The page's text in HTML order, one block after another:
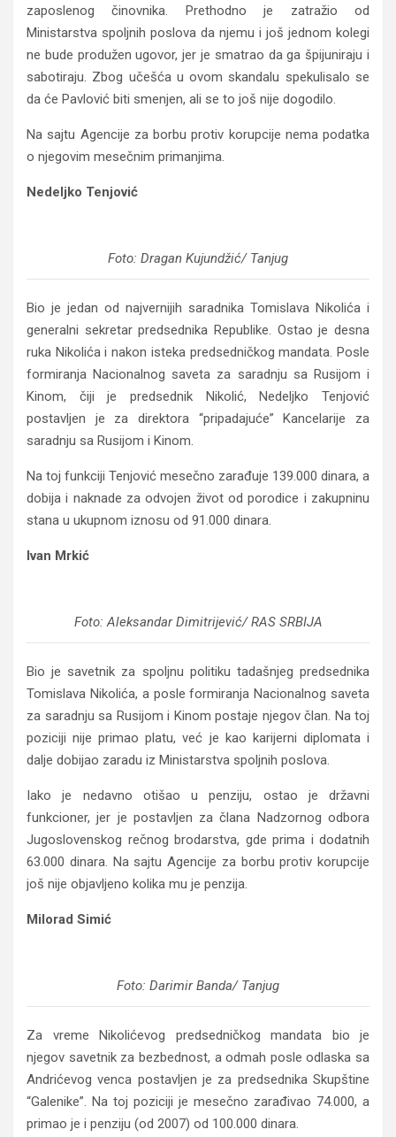
zaposlenog činovnika. Prethodno je zatražio od
Ministarstva spoljnih poslova da njemu i još jednom kolegi
ne bude produžen ugovor, jer je smatrao da ga špijuniraju i
sabotiraju. Zbog učešća u ovom skandalu spekulisalo se
da će Pavlović biti smenjen, ali se to još nije dogodilo.
Na sajtu Agencije za borbu protiv korupcije nema podatka
o njegovim mesečnim primanjima.
Nedeljko Tenjović
Foto: Dragan Kujundžić/ Tanjug
Bio je jedan od najvernijih saradnika Tomislava Nikolića i
generalni sekretar predsednika Republike. Ostao je desna
ruka Nikolića i nakon isteka predsedničkog mandata. Posle
formiranja Nacionalnog saveta za saradnju sa Rusijom i
Kinom, čiji je predsednik Nikolić, Nedeljko Tenjović
postavljen je za direktora “pripadajuće” Kancelarije za
saradnju sa Rusijom i Kinom.
Na toj funkciji Tenjović mesečno zarađuje 139.000 dinara, a
dobija i naknade za odvojen život od porodice i zakupninu
stana u ukupnom iznosu od 91.000 dinara.
Ivan Mrkić
Foto: Aleksandar Dimitrijević/ RAS SRBIJA
Bio je savetnik za spoljnu politiku tadašnjeg predsednika
Tomislava Nikolića, a posle formiranja Nacionalnog saveta
za saradnju sa Rusijom i Kinom postaje njegov član. Na toj
poziciji nije primao platu, već je kao karijerni diplomata i
dalje dobijao zaradu iz Ministarstva spoljnih poslova.
Iako je nedavno otišao u penziju, ostao je državni
funkcioner, jer je postavljen za člana Nadzornog odbora
Jugoslovenskog rečnog brodarstva, gde prima i dodatnih
63.000 dinara. Na sajtu Agencije za borbu protiv korupcije
još nije objavljeno kolika mu je penzija.
Milorad Simić
Foto: Darimir Banda/ Tanjug
Za vreme Nikolićevog predsedničkog mandata bio je
njegov savetnik za bezbednost, a odmah posle odlaska sa
Andrićevog venca postavljen je za predsednika Skupštine
“Galenike”. Na toj poziciji je mesečno zarađivao 74.000, a
primao je i penziju (od 2007) od 100.000 dinara.